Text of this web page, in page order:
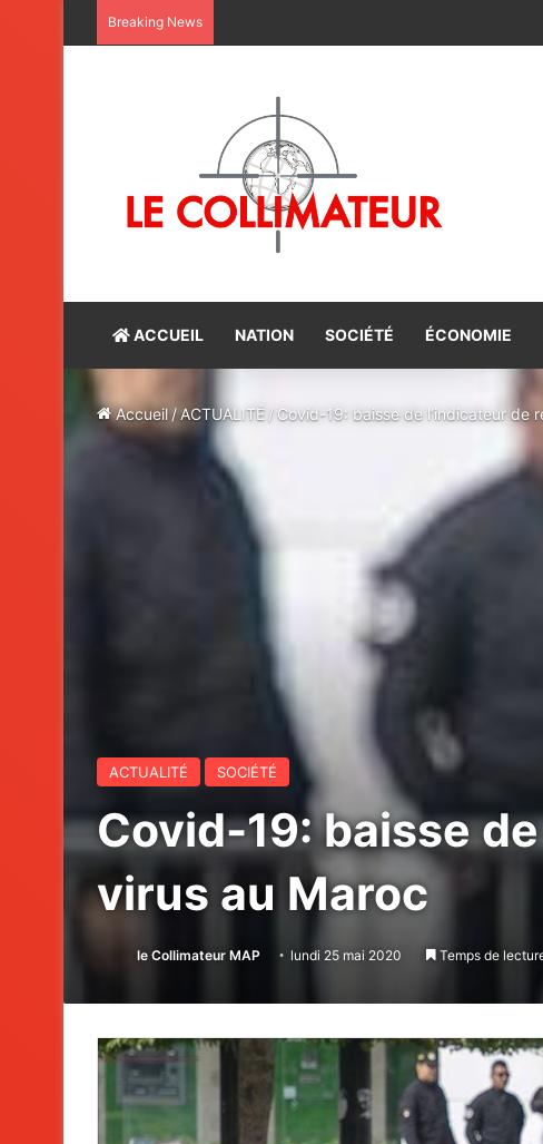
Breaking News
ACCUEIL NATION SOCIÉTÉ ÉCONOMIE
Accueil/ACTUALITÉ /Covid-19: baisse de l’indicateur de
ACTUALITÉ SOCIÉTÉ
Covid-19: baisse
virus au Maroc
le Collimateur MAP lundi 25 mai 2020 Temps de